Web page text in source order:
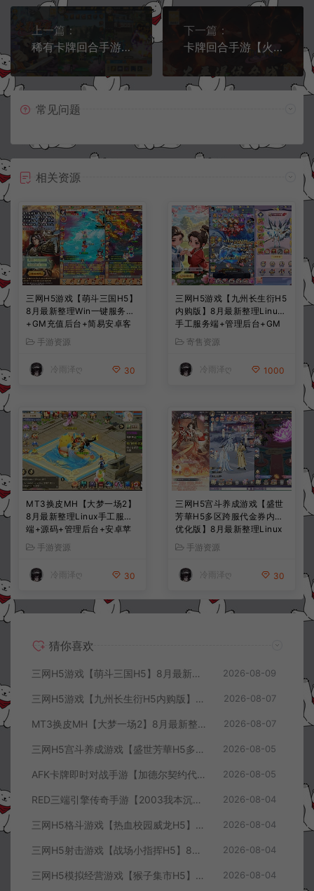
上一篇：
稀有卡牌回合手游【新荣耀之战·不朽羁绊内购版】6月最新整理Linux手工服务端+表格+GM授权后台+安卓苹果双端+详细搭建教程+视频教程
下一篇：
卡牌回合手游【火影重生之太平洋堡垒战】6月最新整理Linux手工服务端+全套表+GM授权后台+安卓苹果双端+详细搭建教程+视频教程
常见问题
相关资源
三网H5游戏【萌斗三国H5】
8月最新整理Win一键服务端
+GM充值后台+简易安卓客
户端+详细搭建教程+视频教
手游资源
冷雨泽ღ 30
三网H5游戏【九州长生衍H5
内购版】8月最新整理Linux
手工服务端+管理后台+GM
授权后台+简易安卓客户端
+详细搭建教程+视频教程
寄售资源
冷雨泽ღ 1000
MT3换皮MH【大梦一场2】
8月最新整理Linux手工服务
端+源码+管理后台+安卓苹
果双端+详细搭建教程+视频
教程
手游资源
冷雨泽ღ 30
三网H5宫斗养成游戏【盛世
芳華H5多区跨服代金券内购
优化版】8月最新整理Linux
手工服务端+CDK授权后台
+全资源安卓+详细搭建教程
+视频教程
手游资源
冷雨泽ღ 30
猜你喜欢
三网H5游戏【萌斗三国H5】8月最新整理Win一键服务端+GM充值后台+简易安卓客户端+详细搭建教程+视频教程 2026-08-09
三网H5游戏【九州长生衍H5内购版】8月最新整理Linux手工服务端+管理后台+GM授权后台+简易安卓客户端+详细搭建教程+视频教程 2026-08-07
MT3换皮MH【大梦一场2】8月最新整理Linux手工服务端+源码+管理后台+安卓苹果双端+详细搭建教程+视频教程 2026-08-07
三网H5宫斗养成游戏【盛世芳華H5多区跨服代金券内购优化版】8月最新整理Linux手工服务端+CDK授权后台+全资源安卓+详细搭建教程+视频教程 2026-08-05
AFK卡牌即时对战手游【加德尔契约代金券内购修复版】8月最新整理Linux手工服务端+前后端全套源码+CDK授权后台+安卓苹果双端+详细搭建教程+视频教程 2026-08-05
RED三端引擎传奇手游【2003我本沉默三职业】8月最新整理Win一键服务端+PC安卓+详细搭建教程 2026-08-04
三网H5格斗游戏【热血校园威龙H5】8月最新整理Linux手工服务端+Win一键服务端+解压即玩+简易安卓客户端+详细搭建教程 2026-08-04
三网H5射击游戏【战场小指挥H5】8月最新整理Linux手工服务端+Win一键服务端+解压即玩+简易安卓客户端+详细搭建教程 2026-08-04
三网H5模拟经营游戏【猴子集市H5】8月最新整理Linux手工服务端+Win一键服务端+解压即玩+简易安卓客户端+详细搭建教程 2026-08-04